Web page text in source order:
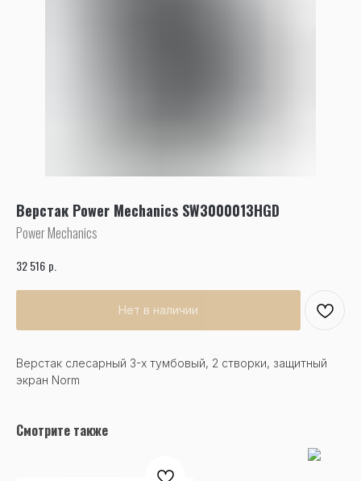
Верстак Power Mechanics SW3000013HGD
Power Mechanics
32 516 р.
Нет в наличии
Верстак слесарный 3-х тумбовый, 2 створки, защитный
экран Norm
Смотрите также